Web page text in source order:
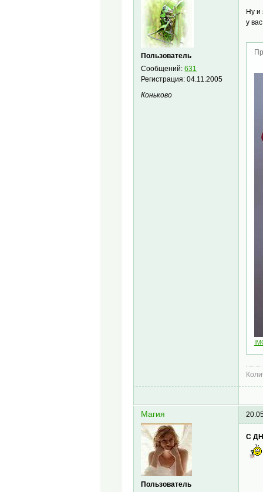
Пользователь
Сообщений:631
Регистрация:04.11.2005
Коньково
Ну и
у
Магия
Пользователь
С